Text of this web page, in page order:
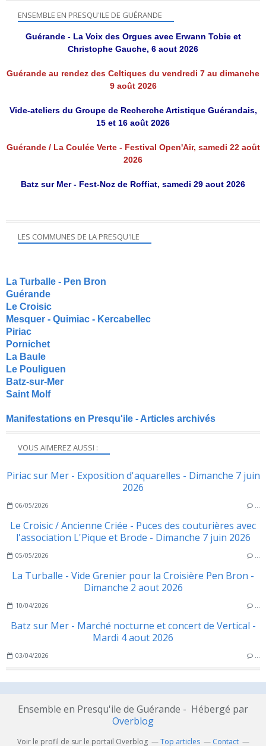
VOUS AIMEREZ AUSSI :
Piriac sur Mer - Exposition d'aquarelles - Dimanche 7 juin
2026
06/05/2026 …
Le Croisic / Ancienne Criée - Puces des couturières avec
l'association L'Pique et Brode - Dimanche 7 juin 2026
05/05/2026 …
La Turballe - Vide Grenier pour la Croisière Pen Bron -
Dimanche 2 aout 2026
10/04/2026 …
Batz sur Mer - Marché nocturne et concert de Vertical -
Mardi 4 aout 2026
03/04/2026 …
ENSEMBLE EN PRESQU'ILE DE GUÉRANDE
Guérande - La Voix des Orgues avec Erwann Tobie et
Christophe Gauche, 6 aout 2026
Guérande au rendez des Celtiques du vendredi 7 au dimanche
9 août 2026
Vide-ateliers du Groupe de Recherche Artistique Guérandais,
15 et 16 août 2026
Guérande / La Coulée Verte - Festival Open'Air, samedi 22 août
2026
Batz sur Mer - Fest-Noz de Roffiat, samedi 29 aout 2026
LES COMMUNES DE LA PRESQU'ILE
La Turballe - Pen Bron
Guérande
Le Croisic
Mesquer - Quimiac - Kercabellec
Piriac
Pornichet
La Baule
Le Pouliguen
Batz-sur-Mer
Saint Molf
Manifestations en Presqu'ile - Articles archivés
Ensemble en Presqu'ile de Guérande - Hébergé par
Overblog
Voir le profil de sur le portail Overblog Top articles Contact